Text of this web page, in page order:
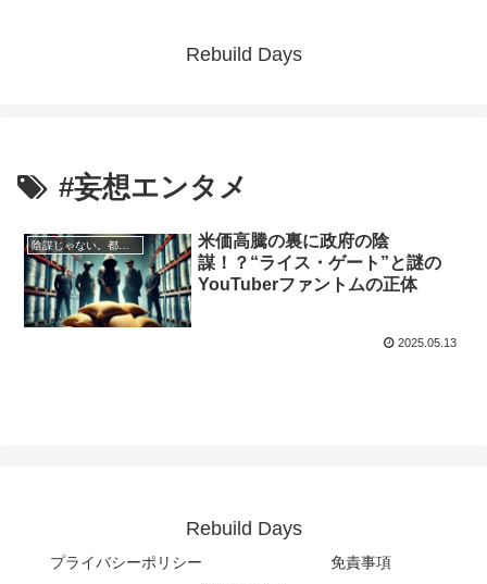
Rebuild Days
#妄想エンタメ
陰謀じゃない。都市伝説でもない。ただの妄想です
米価高騰の裏に政府の陰
謀！？“ライス・ゲート”と謎の
YouTuberファントムの正体
2025.05.13
Rebuild Days
プライバシーポリシー
免責事項